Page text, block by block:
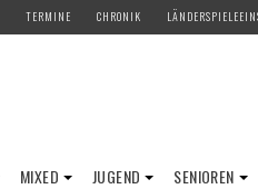
TERMINE CHRONIK
MIXED JUGEND SENIOREN